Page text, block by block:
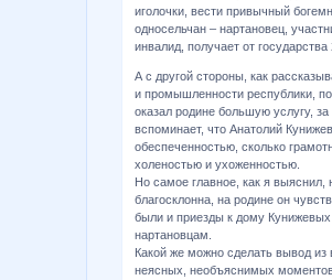
иголочки, вести привычный
односельчан – нартановец,
инвалид, получает от
А с другой стороны, как
и промышленности республики,
оказал родине большую услугу,
вспоминает, что Анатолий
обеспеченностью, сколько
холеностью и ухоженностью.
Но самое главное, как я
благосклонна, на родине он
были и приезды к дому
нартановцам.
Какой же можно сделать вывод из
неясных, необъяснимых